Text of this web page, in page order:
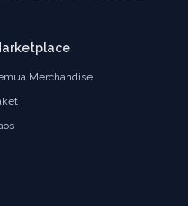
Merchandise